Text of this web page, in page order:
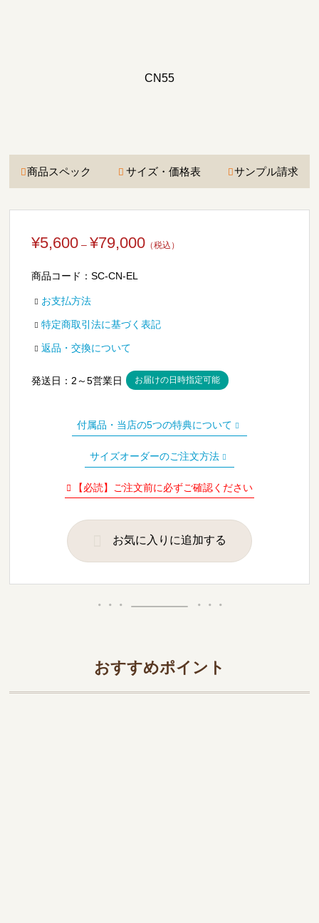
CN55
商品スペック サイズ・価格表 サンプル請求
¥5,600 – ¥79,000
–
商品コード：SC-CN-EL
お支払方法
特定商取引法に基づく表記
返品・交換について
発送日： 2～5営業日 お届けの日時指定可能
付属品・当店の5つの特典について
サイズオーダーのご注文方法
【必読】ご注文前に必ずご確認ください
お気に入りに追加する
おすすめポイント